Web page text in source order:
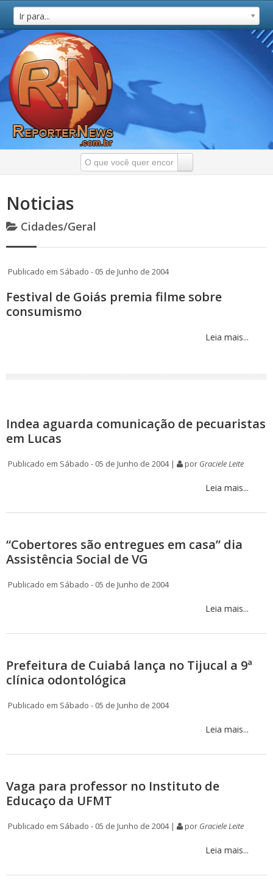
Ir para...
Noticias
Cidades/Geral
Publicado em Sábado - 05 de Junho de 2004
Festival de Goiás premia filme sobre
consumismo
Leia mais...
Indea aguarda comunicação de pecuaristas
em Lucas
Publicado em Sábado - 05 de Junho de 2004 | por Graciele Leite
Leia mais...
“Cobertores são entregues em casa” dia
Assistência Social de VG
Publicado em Sábado - 05 de Junho de 2004
Leia mais...
Prefeitura de Cuiabá lança no Tijucal a 9ª
clínica odontológica
Publicado em Sábado - 05 de Junho de 2004
Leia mais...
Vaga para professor no Instituto de
Educaço da UFMT
Publicado em Sábado - 05 de Junho de 2004 | por Graciele Leite
Leia mais...